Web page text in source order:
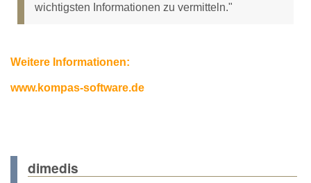
wichtigsten Informationen zu vermitteln."
Weitere Informationen:
www.kompas-software.de
dimedis